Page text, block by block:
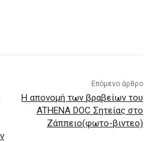
Επόμενο άρθρο
Η απονομή των βραβείων του
ATHENA DOC Σητείας στο
Ζάππειο(φωτο-βιντεο)